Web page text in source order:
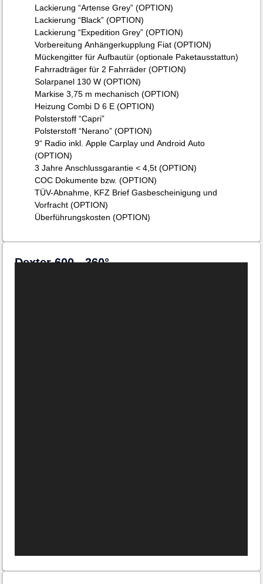
Lackierung “Artense Grey” (OPTION)
Lackierung “Black” (OPTION)
Lackierung “Expedition Grey” (OPTION)
Vorbereitung Anhängerkupplung Fiat (OPTION)
Mückengitter für Aufbautür (optionale Paketausstattun)
Fahrradträger für 2 Fahrräder (OPTION)
Solarpanel 130 W (OPTION)
Markise 3,75 m mechanisch (OPTION)
Heizung Combi D 6 E (OPTION)
Polsterstoff “Capri”
Polsterstoff “Nerano” (OPTION)
9“ Radio inkl. Apple Carplay und Android Auto
(OPTION)
3 Jahre Anschlussgarantie < 4,5t (OPTION)
COC Dokumente bzw. (OPTION)
TÜV-Abnahme, KFZ Brief Gasbescheinigung und
Vorfracht (OPTION)
Überführungskosten (OPTION)
Dexter 600 - 360°